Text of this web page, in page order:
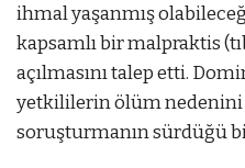
ihmal yaşanmış
kapsamlı bir malpraktis
açılmasını talep etti.
yetkililerin ölüm nedenini
soruşturmanın sürdüğü